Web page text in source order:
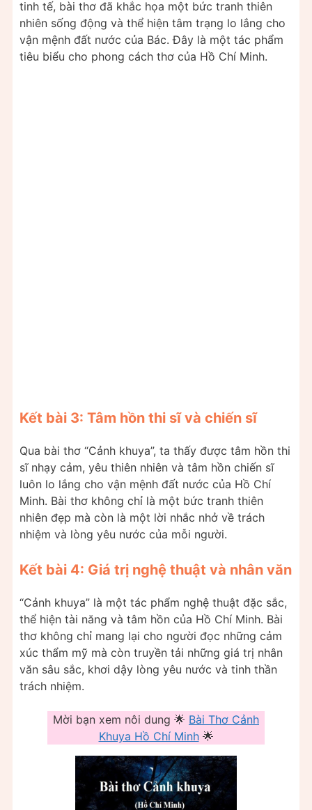
tinh tế, bài thơ đã khắc họa một bức tranh thiên
nhiên sống động và thể hiện tâm trạng lo lắng cho
vận mệnh đất nước của Bác. Đây là một tác phẩm
tiêu biểu cho phong cách thơ của Hồ Chí Minh.
Kết bài 3: Tâm hồn thi sĩ và chiến sĩ
Qua bài thơ “Cảnh khuya”, ta thấy được tâm hồn thi
sĩ nhạy cảm, yêu thiên nhiên và tâm hồn chiến sĩ
luôn lo lắng cho vận mệnh đất nước của Hồ Chí
Minh. Bài thơ không chỉ là một bức tranh thiên
nhiên đẹp mà còn là một lời nhắc nhở về trách
nhiệm và lòng yêu nước của mỗi người.
Kết bài 4: Giá trị nghệ thuật và nhân văn
“Cảnh khuya” là một tác phẩm nghệ thuật đặc sắc,
thể hiện tài năng và tâm hồn của Hồ Chí Minh. Bài
thơ không chỉ mang lại cho người đọc những cảm
xúc thẩm mỹ mà còn truyền tải những giá trị nhân
văn sâu sắc, khơi dậy lòng yêu nước và tinh thần
trách nhiệm.
Mời bạn xem nôi dung 🌟 Bài Thơ Cảnh
Khuya Hồ Chí Minh🌟